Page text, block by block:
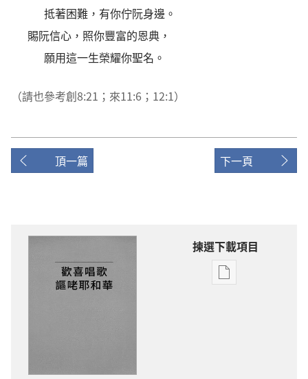
抵著困難，有你佇阮身邊。
賜阮信心，照你豐富的恩典，
願用這一生榮耀你聖名。
（請也參考創8:21； 來11:6； 12:1）
頂一篇 下一頁
揀選下載項目
出